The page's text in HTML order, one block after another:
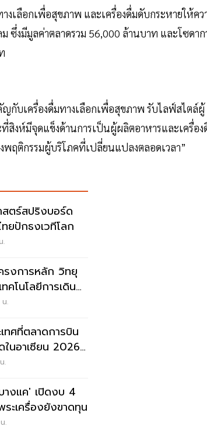
เลือกเพื่อสุขภาพ และเครื่องดื่มดับกระหายให้คว
ซึ่งมีมูลค่าตลาดรวม 56,000 ล้านบาท และโซดาก
กับเครื่องดื่มทางเลือกเพื่อสุขภาพ รับไลฟ์สไตล์ผู้
สิงห์มีจุดแข็งด้านการเป็นผู้ผลิตอาหารและเครื่อง
ฤติกรรมผู้บริโภคที่เปลี่ยนแปลงตลอดเวลา”
สตร์สปริงบอร์ด
ยปักธงเวทีโลก
.
งการหลัก วิทยุ
โนโลยีการเดิน
ม่
.
ทศที่ตลาดการบิน
นอาเซียน 2026
ล้ว
.
างแค' เปิดงบ 4
ะเครื่องยังขาดทุน
.